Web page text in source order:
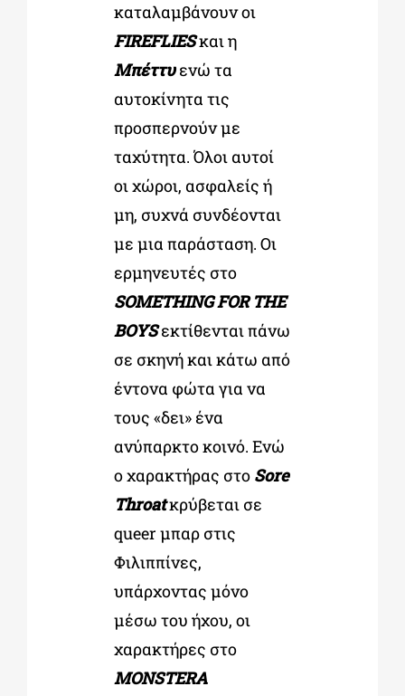
καταλαμβάνουν οι
FIREFLIESκαι η
Mπέττυενώ τα
αυτοκίνητα τις
προσπερνούν με
ταχύτητα. Όλοι αυτοί
οι χώροι, ασφαλείς ή
μη, συχνά συνδέονται
με μια παράσταση. Οι
ερμηνευτές στο
SOMETHING FOR THE
BOYSεκτίθενται πάνω
σε σκηνή και κάτω από
έντονα φώτα για να
τους «δει» ένα
ανύπαρκτο κοινό. Ενώ
ο χαρακτήρας στο Sore
Throatκρύβεται σε
queer μπαρ στις
Φιλιππίνες,
υπάρχοντας μόνο
μέσω του ήχου, οι
χαρακτήρες στο
MONSTERA